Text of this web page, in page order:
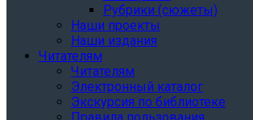
Рубрики (сюжеты)
Наши проекты
Наши издания
Читателям
Читателям
Электронный каталог
Экскурсия по библиотеке